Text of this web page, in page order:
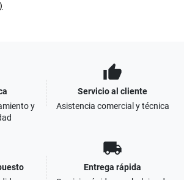
y
thumb_up
Servicio al cliente
Asistencia comercial y técnica
local_shipping
Entrega rápida